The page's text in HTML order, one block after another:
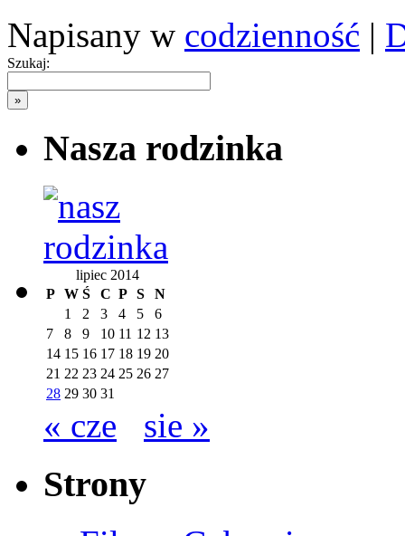
Napisany w codzienność |
Szukaj:
Nasza rodzinka
lipiec 2014
P W Ś C P S
N
1
2 3 4 5
6
7
8 9 10 11 12 13
14 15 16 17 18 19 20
21 22 23 24 25 26 27
28 29 30 31
« cze sie »
Strony